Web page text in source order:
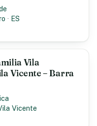
· ES
Vila
Vicente – Barra
Vicente